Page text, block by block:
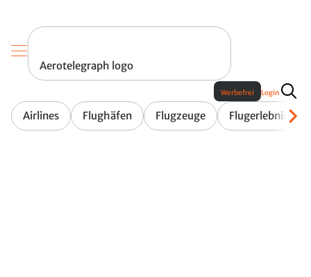
Aerotelegraph logo
Airlines Flughäfen Flugzeuge Flugerlebnis
Werbefrei Login